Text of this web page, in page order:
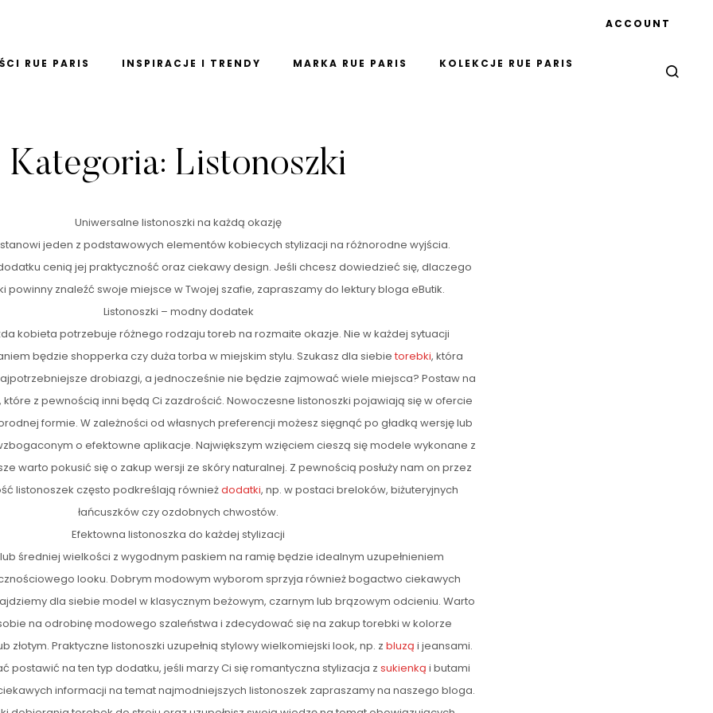
RUE PARIS INSPIRACJE I TRENDY MARKA RUE PARIS KOLEKCJE RUE PARIS
ACCOUNT
Kategoria: Listonoszki
Uniwersalne listonoszki na każdą okazję
jeden z podstawowych elementów kobiecych stylizacji na różnorodne wyjścia.
cenią jej praktyczność oraz ciekawy design. Jeśli chcesz dowiedzieć się, dlaczego
powinny znaleźć swoje miejsce w Twojej szafie, zapraszamy do lektury bloga eButik.
Listonoszki – modny dodatek
kobieta potrzebuje różnego rodzaju toreb na rozmaite okazje. Nie w każdej sytuacji
będzie shopperka czy duża torba w miejskim stylu. Szukasz dla siebie torebki, która
drobiazgi, a jednocześnie nie będzie zajmować wiele miejsca? Postaw na
z pewnością inni będą Ci zazdrościć. Nowoczesne listonoszki pojawiają się w ofercie
formie. W zależności od własnych preferencji możesz sięgnąć po gładką wersję lub
o efektowne aplikacje. Największym wzięciem cieszą się modele wykonane z
warto pokusić się o zakup wersji ze skóry naturalnej. Z pewnością posłuży nam on przez
listonoszek często podkreślają równieżdodatki, np. w postaci breloków, biżuteryjnych
łańcuszków czy ozdobnych chwostów.
Efektowna listonoszka do każdej stylizacji
średniej wielkości z wygodnym paskiem na ramię będzie idealnym uzupełnieniem
looku. Dobrym modowym wyborom sprzyja również bogactwo ciekawych
dla siebie model w klasycznym beżowym, czarnym lub brązowym odcieniu. Warto
na odrobinę modowego szaleństwa i zdecydować się na zakup torebki w kolorze
złotym. Praktyczne listonoszki uzupełnią stylowy wielkomiejski look, np. z bluzą i jeansami.
postawić na ten typ dodatku, jeśli marzy Ci się romantyczna stylizacja z sukienką i butami
informacji na temat najmodniejszych listonoszek zapraszamy na naszego bloga.